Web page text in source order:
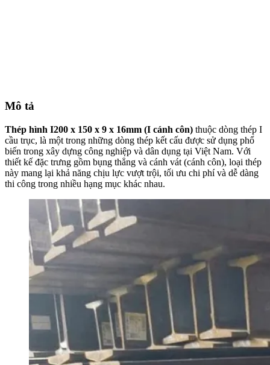
Mô tả
Thép hình I200 x 150 x 9 x 16mm (I cánh côn) thuộc dòng thép I
cầu trục, là một trong những dòng thép kết cấu được sử dụng phổ
biến trong xây dựng công nghiệp và dân dụng tại Việt Nam. Với
thiết kế đặc trưng gồm bụng thẳng và cánh vát (cánh côn), loại thép
này mang lại khả năng chịu lực vượt trội, tối ưu chi phí và dễ dàng
thi công trong nhiều hạng mục khác nhau.